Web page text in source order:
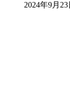
2024年9月23